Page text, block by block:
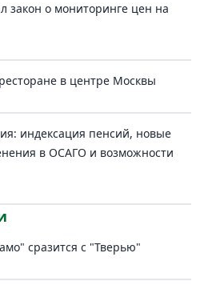
закон о мониторинге цен на
в центре Москвы
индексация пенсий, новые
в ОСАГО и возможности
сразится с "Тверью"